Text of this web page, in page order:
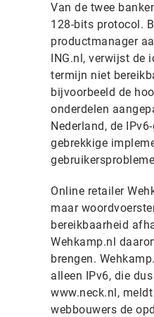
Van de twee
128-bits protocol.
productmanager
ING.nl, verwijst de
termijn niet
bijvoorbeeld de
onderdelen
Nederland, de
gebrekkige
Online retailer
maar
bereikbaarheid
Wehkamp.nl
brengen.
alleen IPv6, die
www.neck.nl,
webbouwers de